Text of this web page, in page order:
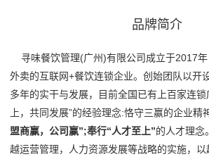
品牌简介
寻味餐饮管理(广州)有限公司成立于2017
外卖的互联网+餐饮连锁企业。创始团队以开
多年的实干与发展，目前全国已有上百家连锁
上，共同发展”的经验理念:恪守三赢的企业精
盟商赢，公司赢”;奉行“人才至上”的人才理念
越运营管理，人力资源发展等战略的实施，